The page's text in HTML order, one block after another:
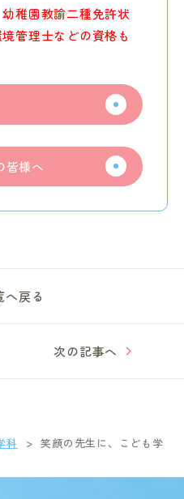
稚園教諭二種免許状
管理士などの資格も
皆様へ
へ戻る
次の記事へ
科
笑顔の先生に、こども学